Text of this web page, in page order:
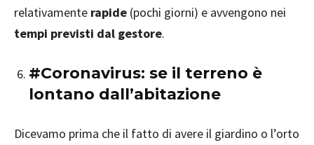
relativamente rapide (pochi giorni) e avvengono nei
tempi previsti dal gestore.
#Coronavirus: se il terreno è
lontano dall’abitazione
Dicevamo prima che il fatto di avere il giardino o l’orto